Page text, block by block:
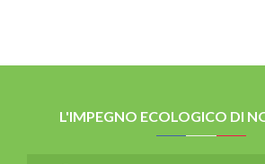
L'IMPEGNO ECOLOGICO DI